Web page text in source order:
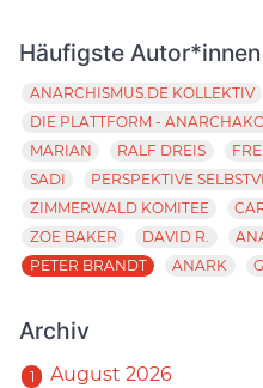
Häufigste Autor*innen
ANARCHISMUS.DE KOLLEKTIV
DIE PLATTFORM -
MARIAN
RALF DREIS
SADI
PERSPEKTIVE
ZIMMERWALD KOMITEE
ZOE BAKER
DAVID R.
PETER BRANDT
ANARK
Archiv
1 August 2026